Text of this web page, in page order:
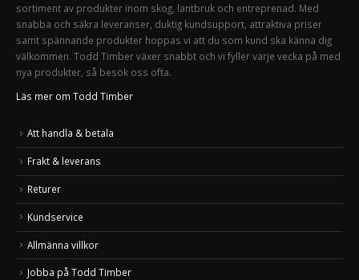
sortiment av produkter inom skog, lantbruk och entreprenad. Med
snabba och säkra leveranser, duktig kundsupport, attraktiva priser
samt spännande produkter hoppas vi att du som kund ska känna dig
välkommen. Todd Timber växer snabbt och vi fyller varje vecka på med
nya produkter, så besök oss ofta.
Läs mer om Todd Timber
Att handla & betala
Frakt & leverans
Returer
Kundservice
Allmänna villkor
Jobba på Todd Timber